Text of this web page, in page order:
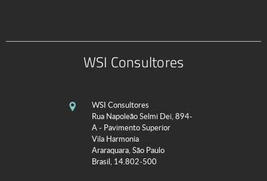
WSI Consultores
WSI Consultores
Rua Napoleão Selmi Dei, 894-
A - Pavimento Superior
Vila Harmonia
Araraquara, São Paulo
Brasil, 14.802-500